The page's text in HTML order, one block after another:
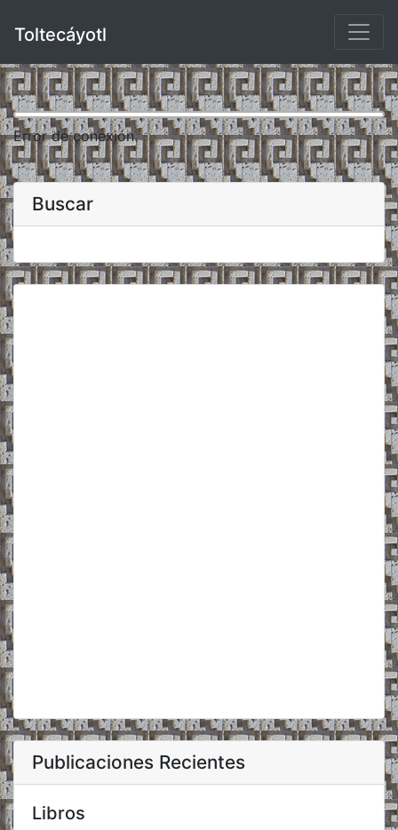
Toltecáyotl
Error de conexión.
Buscar
Publicaciones Recientes
Libros